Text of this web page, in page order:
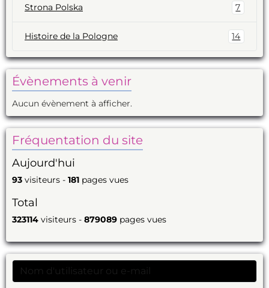
Strona Polska 7
Histoire de la Pologne 14
Évènements à venir
Aucun évènement à afficher.
Fréquentation du site
Aujourd'hui
93 visiteurs - 181 pages vues
Total
323114 visiteurs - 879089 pages vues